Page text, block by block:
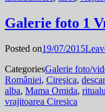
Galerie foto 1
Posted on19/07/2015
CategoriesGalerie foto/
României, Cireşica,
alba, Mama Omida,
vrajitoarea Ciresica